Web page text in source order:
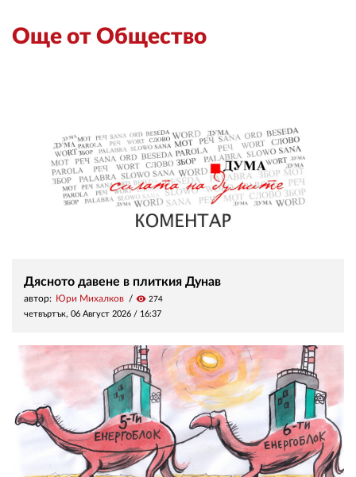
Още от Общество
Дясното давене в плиткия Дунав
автор: Юри Михалков visibility 274
четвъртък, 06 Август 2026 / 16:37